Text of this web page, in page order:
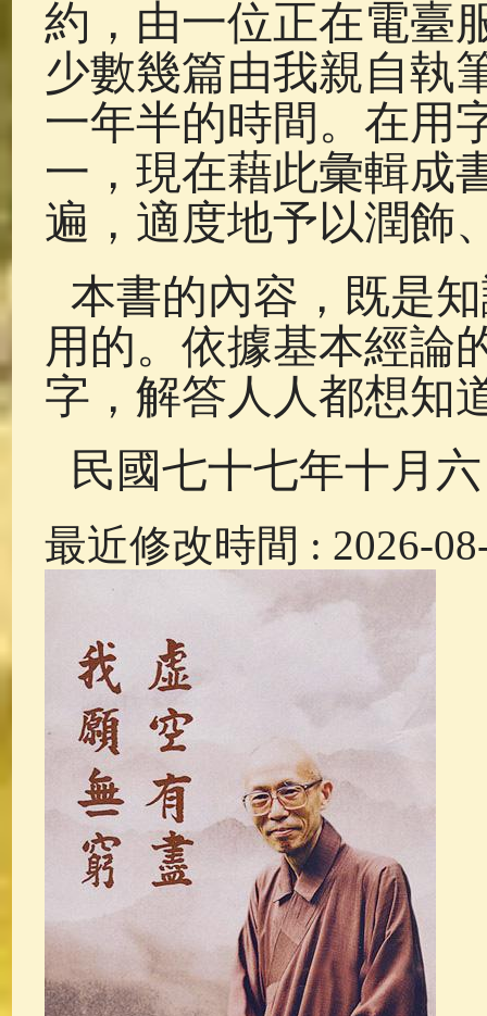
約，由一位正在電臺
少數幾篇由我親自執
一年半的時間。在用
一，現在藉此彙輯成
遍，適度地予以潤飾
本書的內容，既是
用的。依據基本經論
字，解答人人都想知
民國七十七年十月
最近修改時間 : 2026-